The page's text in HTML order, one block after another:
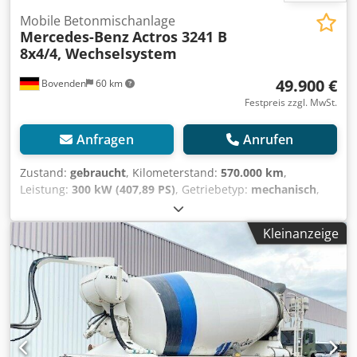
Bovenden 60 km
Mobile Betonmischanlage
Mercedes-BenzActros 3241 B
8x4/4, Wechselsystem
49.900 €
Festpreis zzgl. MwSt.
Anfragen Anrufen
Zustand: gebraucht, Kilometerstand: 570.000 km,
Leistung: 300 kW (407,89 PS), Getriebetyp: mechanisch,
Rot
Reifengröße:315/80R22.5, Achsen-Konfiguration:8x4,
, Erstzulassung: 03/2010,
Emissionsklasse:Euro4 , Bremsen:Motorbremsung
Federung:
Blatt, Fahrerkabine:Fahrerhaus, Radstand:
4.200 mm
, Ausstattung:ABS, Bordcomputer,
Differentialsperre, Kabine, Klimaanlage,
Nebelscheinwerfer, Servolenkung, Sitzheizung,
Tempomat, Traktionskontrolle, geräuscharm,
Kleinanzeige